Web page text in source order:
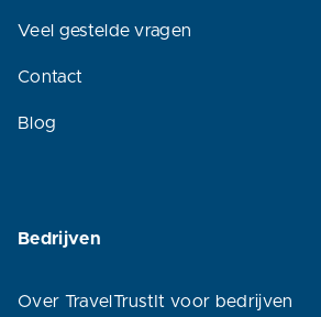
Veel gestelde vragen
Contact
Blog
Bedrijven
Over TravelTrustIt voor bedrijven